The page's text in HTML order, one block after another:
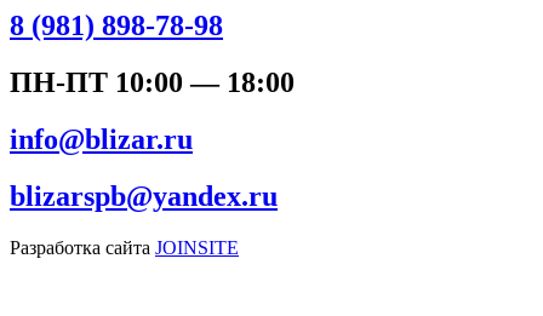
8 (981) 898-78-98
ПН-ПТ 10:00 — 18:00
info@blizar.ru
blizarspb@yandex.ru
Разработка сайта JOINSITE